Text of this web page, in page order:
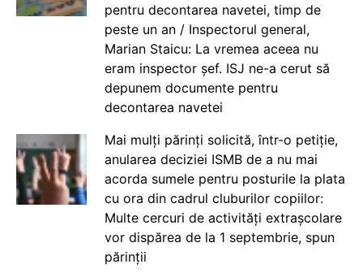
pentru decontarea navetei, timp de
peste un an / Inspectorul general,
Marian Staicu: La vremea aceea nu
eram inspector șef. ISJ ne-a cerut să
depunem documente pentru
decontarea navetei
Mai mulți părinți solicită, într-o petiție,
anularea deciziei ISMB de a nu mai
acorda sumele pentru posturile la plata
cu ora din cadrul cluburilor copiilor:
Multe cercuri de activități extrașcolare
vor dispărea de la 1 septembrie, spun
părinții